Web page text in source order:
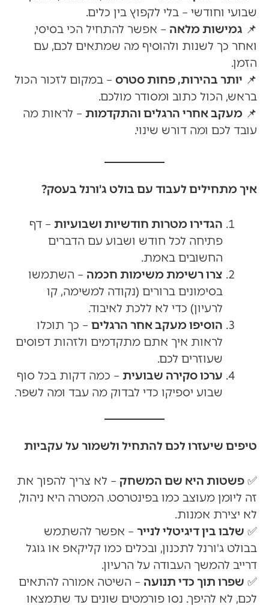
שבועי וחודשי – בלי לקפוץ בין כלים.
📌 גמישות מלאה – אפשר להתחיל הכי בסיסי,
ואחר כך לשנות ולהוסיף מה שמתאים לכם, עם
הזמן.
📌 יותר בהירות, פחות סטרס – במקום לזכור הכול
בראש, הכול כתוב ומסודר מולכם.
📌 מעקב אחרי הרגלים והתקדמות – לראות מה
עובד לכם ומה דורש שינוי.
איך מתחילים לעבוד עם בולט ג'ורנל בעסק?
הגדירו מטרות חודשיות ושבועיות – דף
פתיחה לכל חודש ושבוע עם הדברים
החשובים באמת.
צרו רשימת משימות חכמה – השתמשו
בסימונים ברורים (נקודה למשימה, קו
לרעיון) כדי לא ללכת לאיבוד.
הוסיפו מעקב אחר הרגלים – כך תוכלו
לראות איך אתם מתקדמים ולזהות דפוסים
שעוזרים לכם.
ערכו סקירה שבועית – כמה דקות בכל סוף
שבוע יספיקו כדי לבדוק מה עבד ומה לשפר.
טיפים שיעזרו לכם להתחיל ולשמור על עקביות
✅ פשטות היא שם המשחק – לא צריך להפוך את
זה ליומן מעוצב כמו בפינטרסט. המטרה היא ניהול,
לא יצירת אמנות.
✅ שלבו בין דיגיטלי לנייר – אפשר להשתמש
בבולט ג'ורנל לתכנון, ובכלים כמו קליקאפ או גוגל
דרייב להמשך העבודה על הרעיון.
✅ שפרו תוך כדי תנועה – השיטה אמורה להתאים
לכם, לא להיפך. נסו פורמטים שונים עד שתמצאו